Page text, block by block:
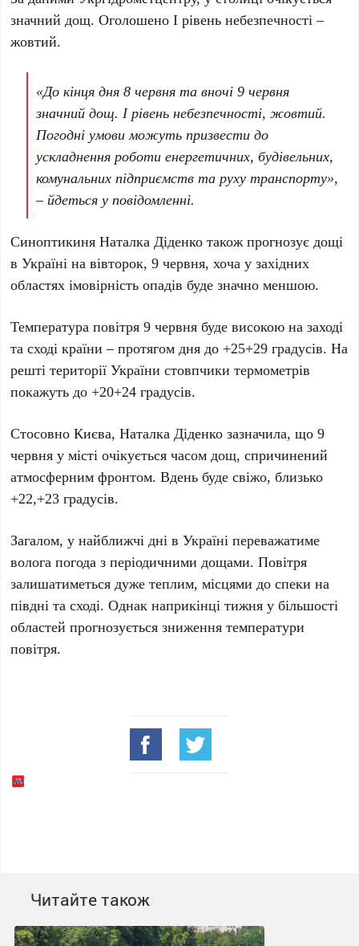
значний дощ. ОголошеноI рівень небезпечності–
жовтий.
«До кінця дня8 червня та вночі9 червня
значний дощ. І рівень небезпечності, жовтий.
Погодні умови можуть призвести до
ускладнення роботи енергетичних, будівельних,
комунальних підприємств та руху транспорту»,
– йдеться у повідомленні.
СиноптикиняНаталка Діденко також прогнозує дощі
вУкраїні навівторок, 9 червня, хоча у західних
областях імовірність опадів буде значно меншою.
Температура повітря9 червня буде високою на заході
та сході країни – протягом дня до +25+29 градусів. На
решті території України стовпчики термометрів
покажуть до +20+24 градусів.
СтосовноКиєва,Наталка Діденко зазначила, що9
червня у місті очікується часом дощ, спричинений
атмосферним фронтом. Вдень буде свіжо, близько
+22,+23 градусів.
Загалом, у найближчі дні вУкраїні переважатиме
волога погода з періодичними дощами. Повітря
залишатиметься дуже теплим, місцями до спеки на
півдні та сході. Однак наприкінці тижня у більшості
областей прогнозується зниження температури
повітря.
Читайте також